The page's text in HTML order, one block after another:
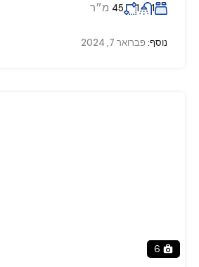
1
1
45 מ״ר
נוסף:פברואר 7, 2024
6